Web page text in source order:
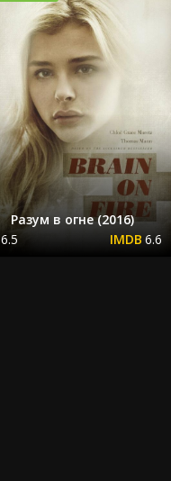
Разум в огне (2016)
6.5
6.6